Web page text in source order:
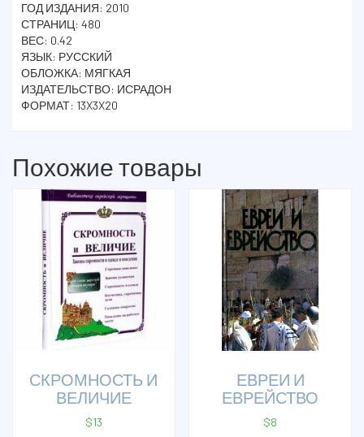
ГОД ИЗДАНИЯ: 2010
СТРАНИЦ: 480
ВЕС: 0.42
ЯЗЫК: РУССКИЙ
ОБЛОЖКА: МЯГКАЯ
ИЗДАТЕЛЬСТВО: ИСРАДОН
ФОРМАТ: 13X3X20
Похожие товары
СКРОМНОСТЬ И
ВЕЛИЧИЕ
$13
ЕВРЕИ И
ЕВРЕЙСТВО
$8